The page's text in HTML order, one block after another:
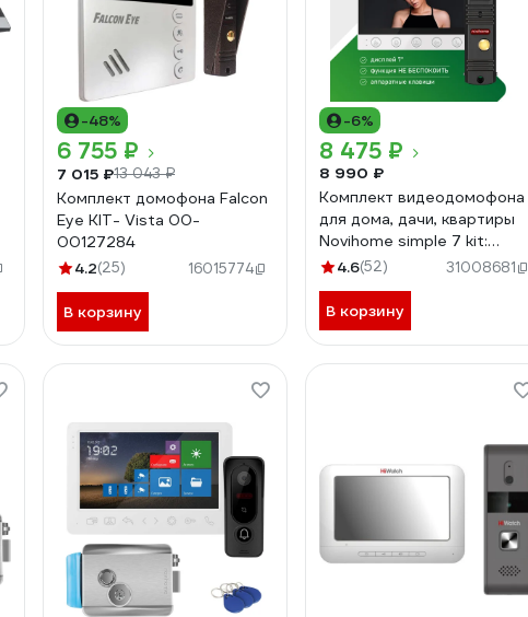
-48%
6 755 ₽
7 015 ₽13 043 ₽
Комплект домофона Falcon
Eye KIT- Vista 00-
00127284
4.2(25) 16015774
В корзину
-6%
8 475 ₽
8 990 ₽
Комплект видеодомофона
для дома, дачи, квартиры
Novihome simple 7 kit:
монитор и вызывная панель
4.6(52) 31008681
В корзину